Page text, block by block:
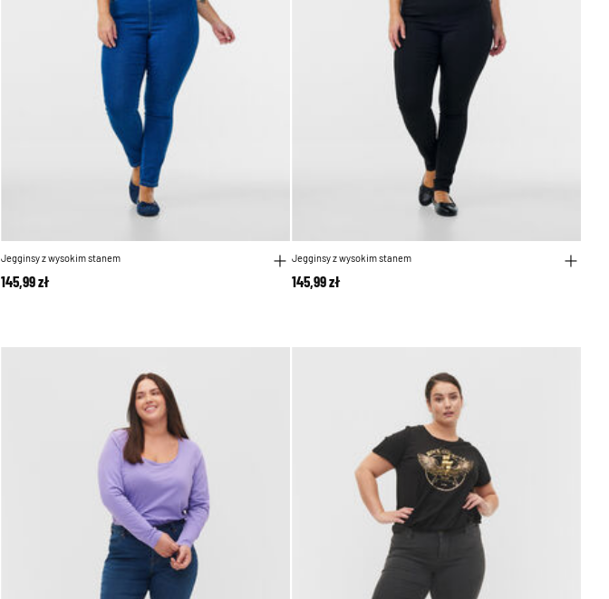
Jegginsy z wysokim stanem
145,99 zł
Jegginsy z wysokim stanem
145,99 zł